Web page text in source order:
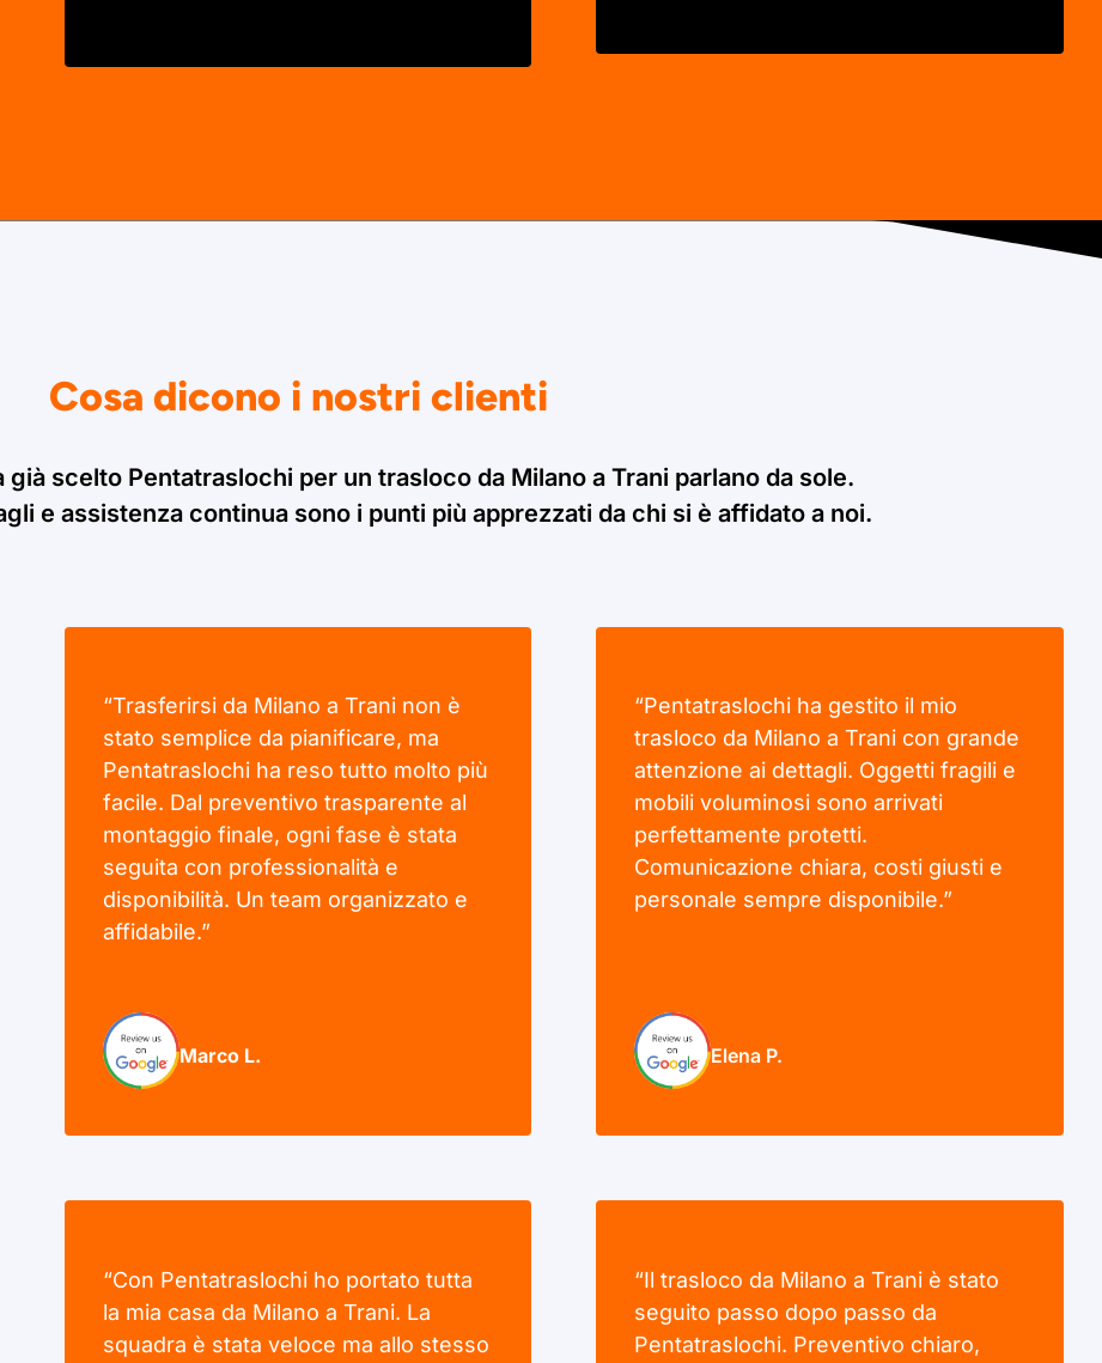
Cosa dicono i nostri clienti
già scelto Pentatraslochi per un trasloco da Milano a Trani parlano da sole.
e assistenza continua sono i punti più apprezzati da chi si è affidato a noi.
“Trasferirsi da Milano a Trani non è
stato semplice da pianificare, ma
Pentatraslochi ha reso tutto molto più
facile. Dal preventivo trasparente al
montaggio finale, ogni fase è stata
seguita con professionalità e
disponibilità. Un team organizzato e
affidabile.”
Marco L.
“Pentatraslochi ha gestito il mio
trasloco da Milano a Trani con grande
attenzione ai dettagli. Oggetti fragili e
mobili voluminosi sono arrivati
perfettamente protetti.
Comunicazione chiara, costi giusti e
personale sempre disponibile.”
Elena P.
“Con Pentatraslochi ho portato tutta
la mia casa da Milano a Trani. La
squadra è stata veloce ma allo stesso
“Il trasloco da Milano a Trani è stato
seguito passo dopo passo da
Pentatraslochi. Preventivo chiaro,